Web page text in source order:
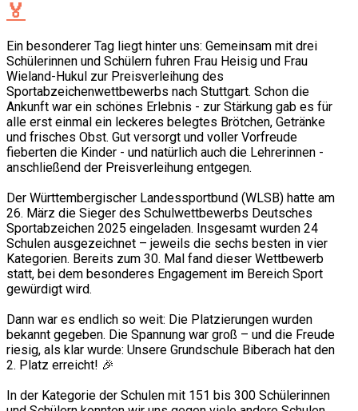
🏅
Ein besonderer Tag liegt hinter uns: Gemeinsam mit drei
Schülerinnen und Schülern fuhren Frau Heisig und Frau
Wieland-Hukul zur Preisverleihung des
Sportabzeichenwettbewerbs nach Stuttgart. Schon die
Ankunft war ein schönes Erlebnis - zur Stärkung gab es für
alle erst einmal ein leckeres belegtes Brötchen, Getränke
und frisches Obst. Gut versorgt und voller Vorfreude
fieberten die Kinder - und natürlich auch die Lehrerinnen -
anschließend der Preisverleihung entgegen.
Der Württembergischer Landessportbund (WLSB) hatte am
26. März die Sieger des Schulwettbewerbs Deutsches
Sportabzeichen 2025 eingeladen. Insgesamt wurden 24
Schulen ausgezeichnet – jeweils die sechs besten in vier
Kategorien. Bereits zum 30. Mal fand dieser Wettbewerb
statt, bei dem besonderes Engagement im Bereich Sport
gewürdigt wird.
Dann war es endlich so weit: Die Platzierungen wurden
bekannt gegeben. Die Spannung war groß – und die Freude
riesig, als klar wurde: Unsere Grundschule Biberach hat den
2. Platz erreicht! 🎉
In der Kategorie der Schulen mit 151 bis 300 Schülerinnen